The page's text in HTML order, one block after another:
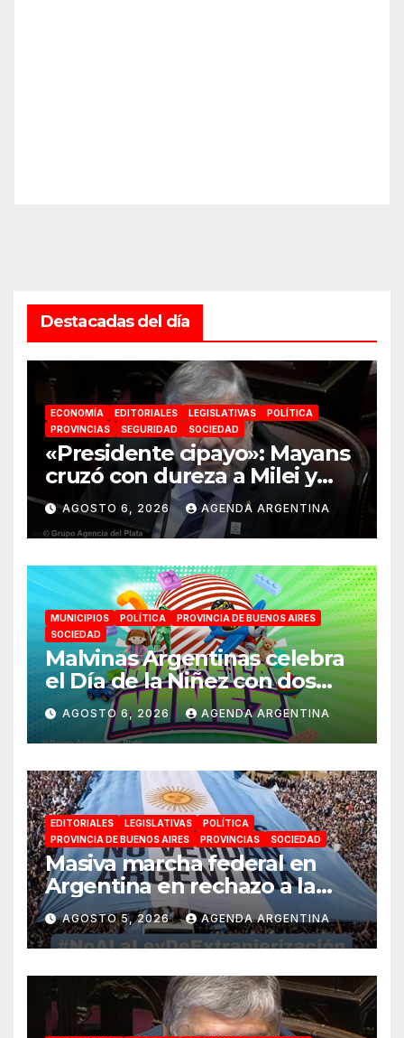
Destacadas del día
ECONOMÍA EDITORIALES LEGISLATIVAS
POLÍTICA
PROVINCIAS
SEGURIDAD SOCIEDAD
«Presidente cipayo»: Mayans
cruzó con dureza a Milei y
advirtió sobre un juicio
político por traición a la
Patria
AGOSTO 6, 2026 AGENDA ARGENTINA
MUNICIPIOS POLÍTICA
PROVINCIA DE BUENOS AIRES
SOCIEDAD
Malvinas Argentinas celebra
el Día de la Niñez con dos
jornadas de juegos,
espectáculos y actividades
para toda la familia
AGOSTO 6, 2026 AGENDA ARGENTINA
EDITORIALES LEGISLATIVAS
POLÍTICA
PROVINCIA DE BUENOS AIRES
PROVINCIAS SOCIEDAD
Masiva marcha federal en
Argentina en rechazo a la
reforma de la Ley de Tierras
impulsada por Milei: «La
soberanía no se negocia»
AGOSTO 5, 2026 AGENDA ARGENTINA